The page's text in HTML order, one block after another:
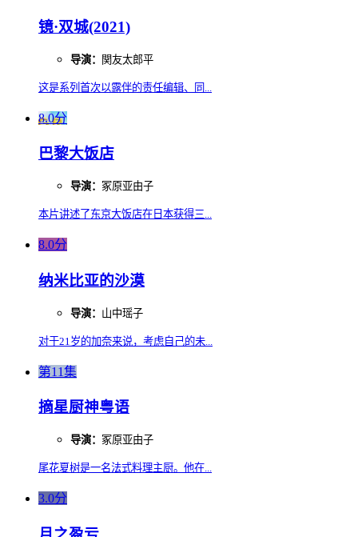
镜·双城(2021)
导演： 関友太郎平
这是系列首次以露伴的责任编辑、同...
8.0分
巴黎大饭店
导演： 冢原亚由子
本片讲述了东京大饭店在日本获得三...
8.0分
纳米比亚的沙漠
导演： 山中瑶子
对于21岁的加奈来说，考虑自己的未...
第11集
摘星厨神粤语
导演： 冢原亚由子
尾花夏树是一名法式料理主厨。他在...
3.0分